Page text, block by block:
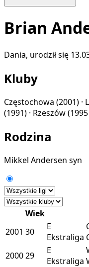
Brian
Dania, urodził się
Kluby
Częstochowa (2001) ·
(1991) · Rzeszów(1995
Rodzina
Mikkel Andersen syn
Wiek
2001 30
E
Ekstraliga
200029
E
Ekstraliga